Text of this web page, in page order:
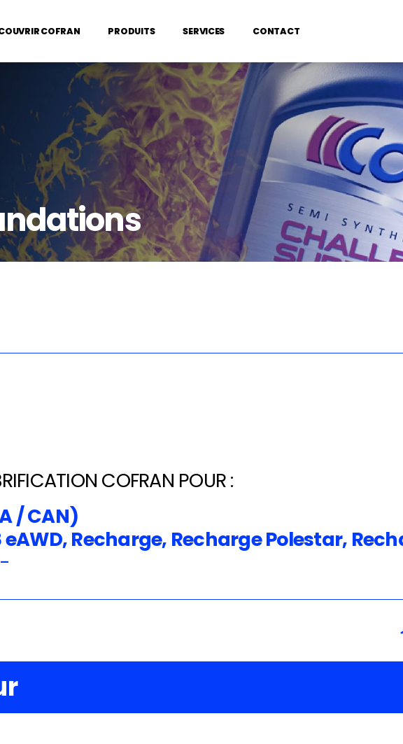
COFRAN PRODUITS SERVICES CONTACT
COFRAN POUR :
/ CAN)
eAWD, Recharge, Recharge Polestar,